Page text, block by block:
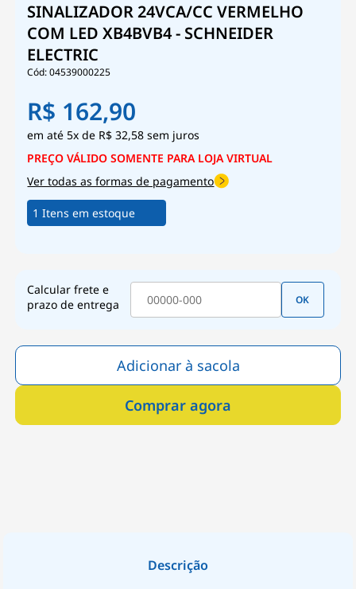
SINALIZADOR 24VCA/CC VERMELHO
COM LED XB4BVB4 - SCHNEIDER
ELECTRIC
04539000225
R$ 162,90
5xde R$ 32,58 sem juros
Ver todas as formas de pagamento
1 Itens em estoque
Calcular frete e
prazo de entrega
OK
Adicionar à sacola
Comprar agora